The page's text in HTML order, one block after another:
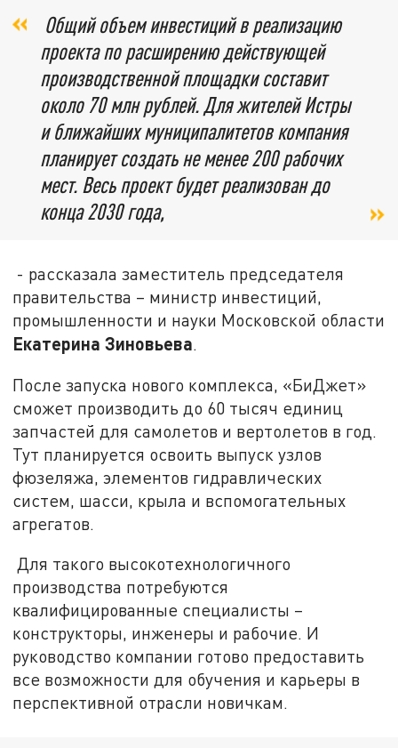
Общий объем инвестиций в реализацию
проекта по расширению действующей
производственной площадки составит
около 70 млн рублей. Для жителей Истры
и ближайших муниципалитетов компания
планирует создать не менее 200 рабочих
мест. Весь проект будет реализован до
конца 2030 года,
- рассказала заместитель председателя
правительства – министр инвестиций,
промышленности и науки Московской области
Екатерина Зиновьева.
После запуска нового комплекса, «БиДжет»
сможет производить до 60 тысяч единиц
запчастей для самолетов и вертолетов в год.
Тут планируется освоить выпуск узлов
фюзеляжа, элементов гидравлических
систем, шасси, крыла и вспомогательных
агрегатов.
Для такого высокотехнологичного
производства потребуются
квалифицированные специалисты –
конструкторы, инженеры и рабочие. И
руководство компании готово предоставить
все возможности для обучения и карьеры в
перспективной отрасли новичкам.